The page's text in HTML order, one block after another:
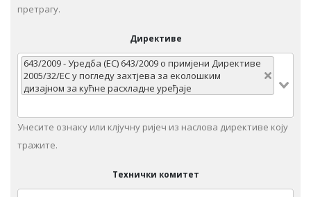
претрагу.
Директиве
643/2009 - Уредба (ЕC) 643/2009 о примјени Директиве
2005/32/EC у погледу захтјева за еколошким
дизајном за кућне расхладне уређаје
Унесите ознаку или клјучну ријеч из наслова директиве коју
тражите.
Технички комитет